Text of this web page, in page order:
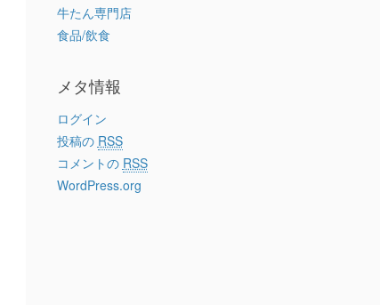
牛たん専門店
食品/飲食
メタ情報
ログイン
投稿の RSS
コメントの RSS
WordPress.org